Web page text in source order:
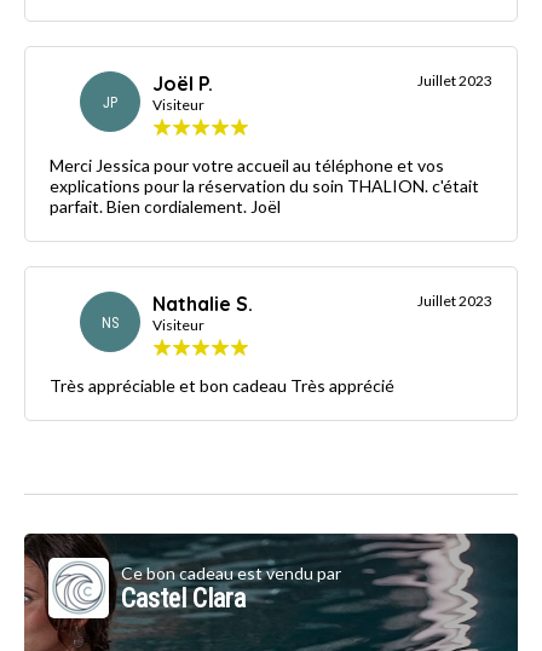
JP
Joël P.
Visiteur
Juillet 2023
Merci Jessica pour votre accueil au téléphone et vos
explications pour la réservation du soin THALION. c'était
parfait. Bien cordialement. Joël
NS
Nathalie S.
Visiteur
Juillet 2023
Très appréciable et bon cadeau Très apprécié
Ce bon cadeau est vendu par
Castel Clara